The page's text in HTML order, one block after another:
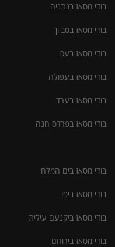
בודי מסאז בנתניה
בודי מסאז בסביון
בודי מסאז בעכו
בודי מסאז בעפולה
בודי מסאז בערד
בודי מסאז בפרדס חנה
בודי מסאז בים המלח
בודי מסאז ביפו
בודי מסאז ביקנעם עילית
בודי מסאז בירוחם